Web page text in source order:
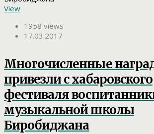
View
1958 views
17.03.2017
Многочисленные
привезли с хабаровского
фестиваля
музыкальной школы
Биробиджана